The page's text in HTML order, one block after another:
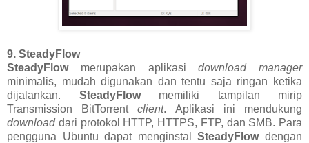
9. SteadyFlow
SteadyFlowmerupakan aplikasidownload manager
minimalis, mudah digunakan dan tentu saja ringan ketika
dijalankan. SteadyFlowmemiliki tampilan mirip
Transmission BitTorrentclient. Aplikasi ini mendukung
downloaddari protokol HTTP, HTTPS, FTP, dan SMB. Para
pengguna Ubuntu dapat menginstalSteadyFlowdengan